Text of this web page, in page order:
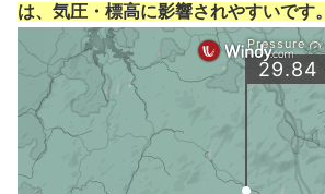
は、気圧・標高に影響されやすいです。